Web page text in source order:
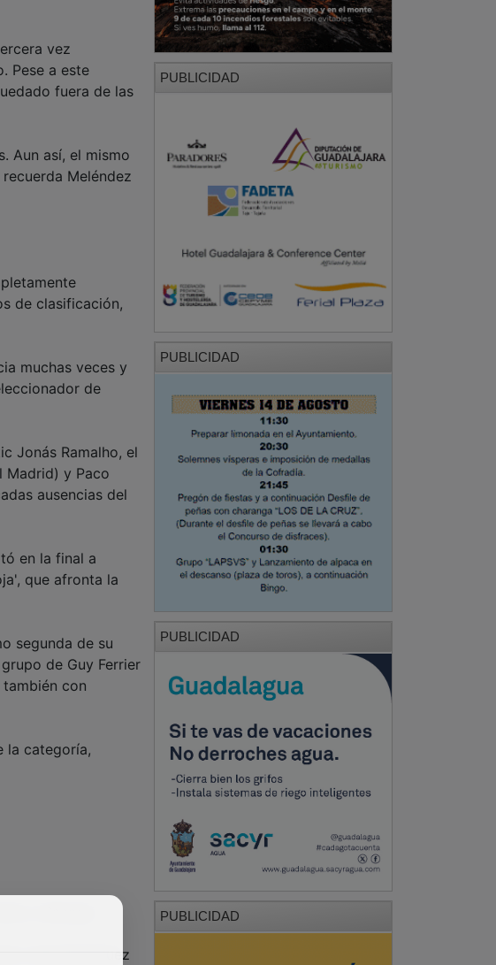
vez
Pese a este
fuera de las
Aun así, el mismo
Meléndez
de clasificación,
muchas veces y
de
Jonás Ramalho, el
Madrid) y Paco
ausencias del
en la final a
que afronta la
segunda de su
de Guy Ferrier
con
la categoría,
y Sanogo
Jese Rodríguez
PUBLICIDAD
PUBLICIDAD
PUBLICIDAD
PUBLICIDAD